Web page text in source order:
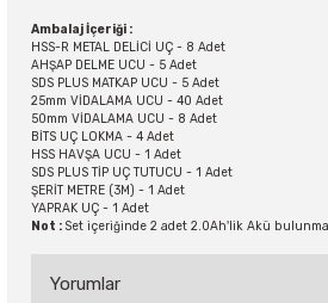
Ambalaj İçeriği :
HSS-R METAL DELİCİ UÇ - 8 Adet
AHŞAP DELME UCU - 5 Adet
SDS PLUS MATKAP UCU - 5 Adet
25mm VİDALAMA UCU - 40 Adet
50mm VİDALAMA UCU - 8 Adet
BİTS UÇ LOKMA - 4 Adet
HSS HAVŞA UCU - 1 Adet
SDS PLUS TİP UÇ TUTUCU - 1 Adet
ŞERİT METRE (3M) - 1 Adet
YAPRAK UÇ - 1 Adet
Not : Set içeriğinde 2 adet 2.0Ah'lik Akü
Yorumlar